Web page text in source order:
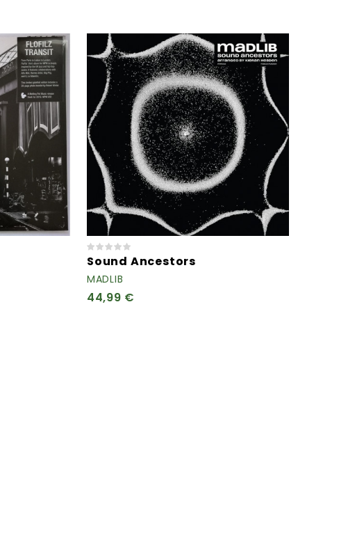
Sound Ancestors
MADLIB
44,99 €